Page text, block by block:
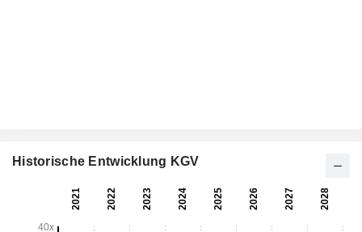
Historische Entwicklung KGV